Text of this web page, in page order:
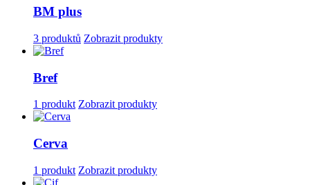
BM plus
3 produktů Zobrazit produkty
Bref
1 produkt Zobrazit produkty
Cerva
1 produkt Zobrazit produkty